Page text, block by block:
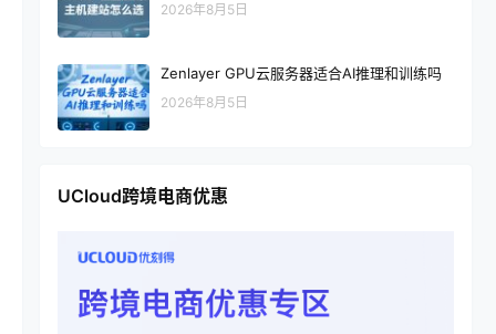
2026年8月5日
Zenlayer GPU云服务器适合AI推理和训练吗
2026年8月5日
UCloud跨境电商优惠